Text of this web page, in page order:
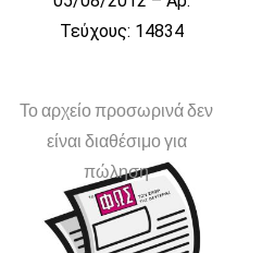
Τεύχους: 14834
Το αρχείο προσωρινά δεν
είναι διαθέσιμο για
πώληση